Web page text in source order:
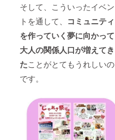
そして、こういったイベン
トを通して、 コミュニティ
を作っていく夢に向かって
大人の関係人口が増えてき
たことがとてもうれしいの
です。